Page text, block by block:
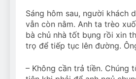
Sáng hôm sau, người khách
vẫn còn nằm. Anh ta trèo
bà chủ nhà tốt bụng rồi xin
trọ để tiếp tục lên đường.
– Không cần trả tiền. Chúng